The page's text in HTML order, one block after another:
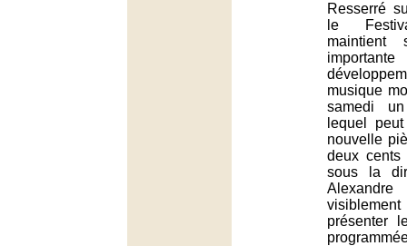
Resserré
le
maintient
musique
samedi
lequel
nouvelle
deux cents
sous la
présenter